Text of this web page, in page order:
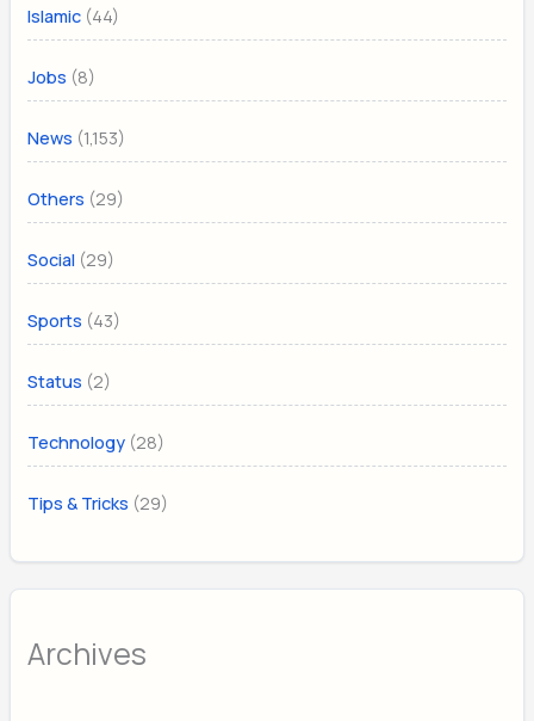
Islamic (44)
Jobs (8)
News (1,153)
Others (29)
Social (29)
Sports (43)
Status (2)
Technology (28)
Tips & Tricks (29)
Archives